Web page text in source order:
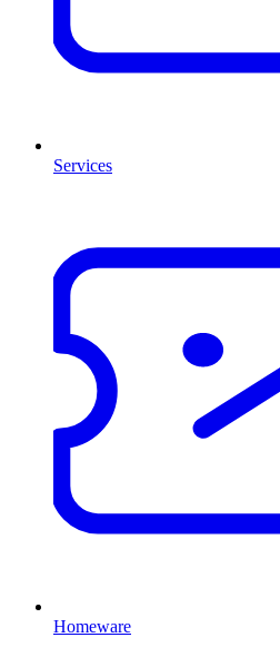
Services
Homeware